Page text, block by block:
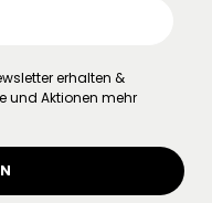
erhalten &
und Aktionen mehr